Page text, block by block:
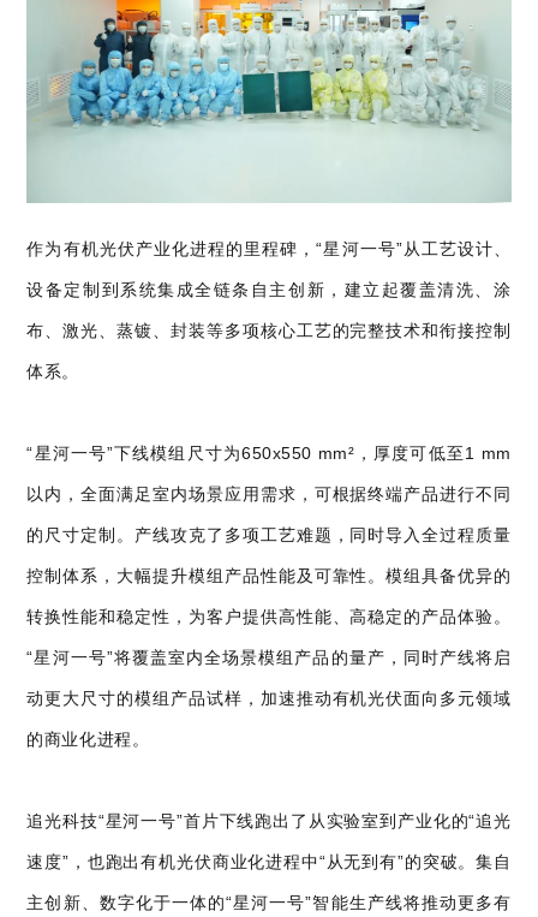
作为有机光伏产业化进程的里程碑，“星河一号”从工艺设计、
设备定制到系统集成全链条自主创新，建立起覆盖清洗、涂
布、激光、蒸镀、封装等多项核心工艺的完整技术和衔接控制
体系。
“星河一号”下线模组尺寸为650x550 mm²，厚度可低至1 mm
以内，全面满足室内场景应用需求，可根据终端产品进行不同
的尺寸定制。产线攻克了多项工艺难题，同时导入全过程质量
控制体系，大幅提升模组产品性能及可靠性。模组具备优异的
转换性能和稳定性，为客户提供高性能、高稳定的产品体验。
“星河一号”将覆盖室内全场景模组产品的量产，同时产线将启
动更大尺寸的模组产品试样，加速推动有机光伏面向多元领域
的商业化进程。
追光科技“星河一号”首片下线跑出了从实验室到产业化的“追光
速度”，也跑出有机光伏商业化进程中“从无到有”的突破。集自
主创新、数字化于一体的“星河一号”智能生产线将推动更多有